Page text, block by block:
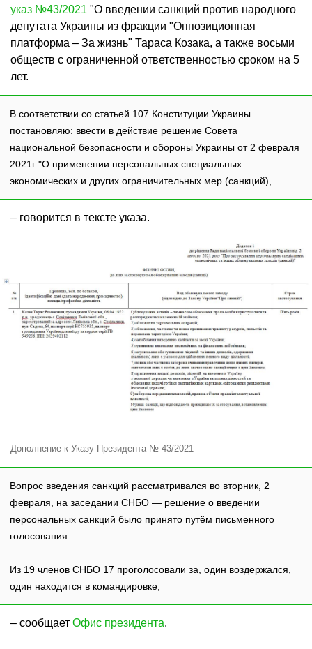
указ №43/2021 "О введении санкций против народного
депутата Украины из фракции "Оппозиционная
платформа – За жизнь" Тараса Козака, а также восьми
обществ с ограниченной ответственностью сроком на 5
лет.
В соответствии со статьей 107 Конституции Украины
постановляю: ввести в действие решение Совета
национальной безопасности и обороны Украины от 2 февраля
2021г "О применении персональных специальных
экономических и других ограничительных мер (санкций),
– говорится в тексте указа.
Дополнение к Указу Президента № 43/2021
Вопрос введения санкций рассматривался во вторник, 2
февраля, на заседании СНБО — решение о введении
персональных санкций было принято путём письменного
голосования.
Из 19 членов СНБО 17 проголосовали за, один воздержался,
один находится в командировке,
– сообщает Офис президента.